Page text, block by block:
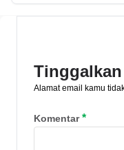
Alamat email kamu
Komentar*